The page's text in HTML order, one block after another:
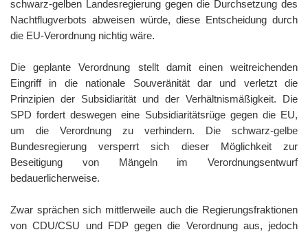
schwarz-gelben Landesregierung gegen die Durchsetzung des
Nachtflugverbots abweisen würde, diese Entscheidung durch
die EU-Verordnung nichtig wäre.
Die geplante Verordnung stellt damit einen weitreichenden
Eingriff in die nationale Souveränität dar und verletzt die
Prinzipien der Subsidiarität und der Verhältnismäßigkeit. Die
SPD fordert deswegen eine Subsidiaritätsrüge gegen die EU,
um die Verordnung zu verhindern. Die schwarz-gelbe
Bundesregierung versperrt sich dieser Möglichkeit zur
Beseitigung von Mängeln im Verordnungsentwurf
bedauerlicherweise.
Zwar sprächen sich mittlerweile auch die Regierungsfraktionen
von CDU/CSU und FDP gegen die Verordnung aus, jedoch